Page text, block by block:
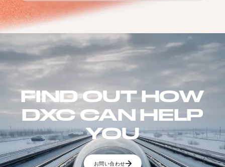
FIND OUT HOW
DXC CAN HELP
YOU
お問い合わせ